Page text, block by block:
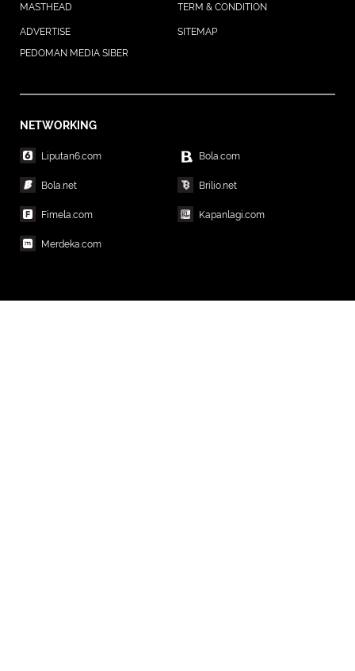
MASTHEAD TERM & CONDITION
ADVERTISE
SITEMAP
PEDOMAN MEDIA SIBER
NETWORKING
Liputan6.com Bola.com
Bola.net Brilio.net
Fimela.com Kapanlagi.com
Merdeka.com